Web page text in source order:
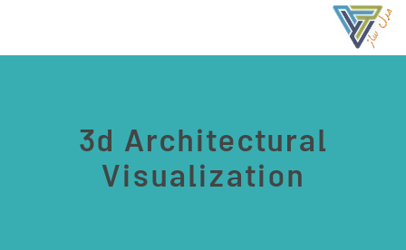
3d Architectural
Visualization